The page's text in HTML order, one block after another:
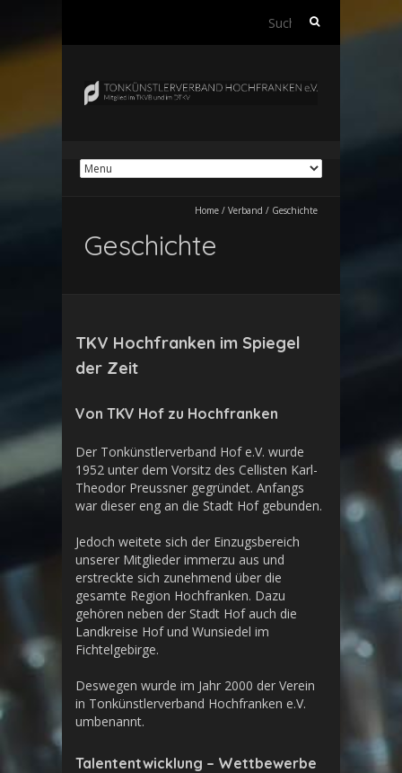
Suchen
Home / Verband / Geschichte
Geschichte
TKV Hochfranken im Spiegel
der Zeit
Von TKV Hof zu Hochfranken
Der Tonkünstlerverband Hof e.V. wurde
1952 unter dem Vorsitz des Cellisten Karl-
Theodor Preussner gegründet. Anfangs
war dieser eng an die Stadt Hof gebunden.
Jedoch weitete sich der Einzugsbereich
unserer Mitglieder immerzu aus und
erstreckte sich zunehmend über die
gesamte Region Hochfranken. Dazu
gehören neben der Stadt Hof auch die
Landkreise Hof und Wunsiedel im
Fichtelgebirge.
Deswegen wurde im Jahr 2000 der Verein
in Tonkünstlerverband Hochfranken e.V.
umbenannt.
Talententwicklung – Wettbewerbe